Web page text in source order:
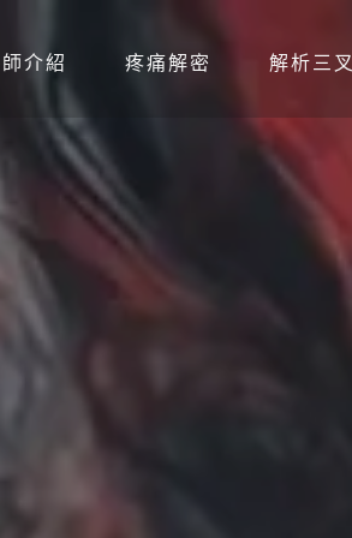
介紹 疼痛解密 解析三叉